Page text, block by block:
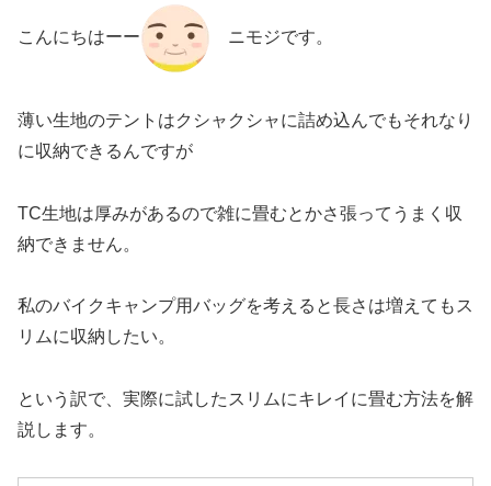
こんにちはーー ニモジです。
薄い生地のテントはクシャクシャに詰め込んでもそれなり
に収納できるんですが
TC生地は厚みがあるので雑に畳むとかさ張ってうまく収
納できません。
私のバイクキャンプ用バッグを考えると長さは増えてもス
リムに収納したい。
という訳で、実際に試したスリムにキレイに畳む方法を解
説します。